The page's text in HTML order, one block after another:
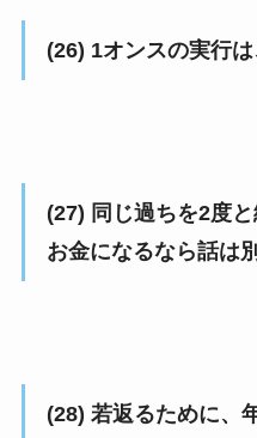
(26) 1オンスの実行
(27) 同じ過ちを2度と
お金になるなら話は
(28) 若返るために、